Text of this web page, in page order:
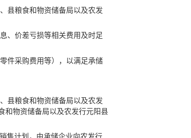
县粮食和物资储备局以及农发
、价差亏损等相关费用及时足
件采购费用等），以满足承储
县粮食和物资储备局以及农发
和物资储备局以及农发行元阳县